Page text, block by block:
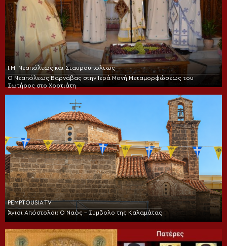
Ι.Μ. Νεαπόλεως και Σταυρουπόλεως
Ο Νεαπόλεως Βαρνάβας στην Ιερά Μονή Μεταμορφώσεως του
Σωτήρος στο Χορτιάτη
PEMPTOUSIA TV
Άγιοι Απόστολοι: Ο Ναός – Σύμβολο της Καλαμάτας